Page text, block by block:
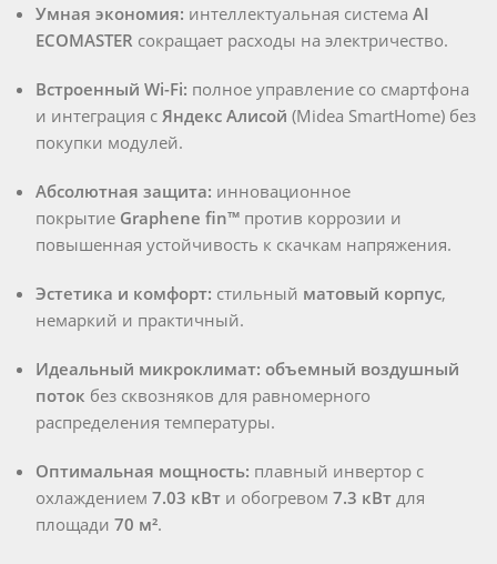
Умная экономия: интеллектуальная система AI
ECOMASTER сокращает расходы на электричество.
Встроенный Wi-Fi: полное управление со смартфона
и интеграция с Яндекс Алисой (Midea SmartHome) без
покупки модулей.
Абсолютная защита: инновационное
покрытие Graphene fin™ против коррозии и
повышенная устойчивость к скачкам напряжения.
Эстетика и комфорт: стильный матовый корпус,
немаркий и практичный.
Идеальный микроклимат: объемный воздушный
поток без сквозняков для равномерного
распределения температуры.
Оптимальная мощность: плавный инвертор с
охлаждением 7.03 кВт и обогревом 7.3 кВт для
площади 70 м².